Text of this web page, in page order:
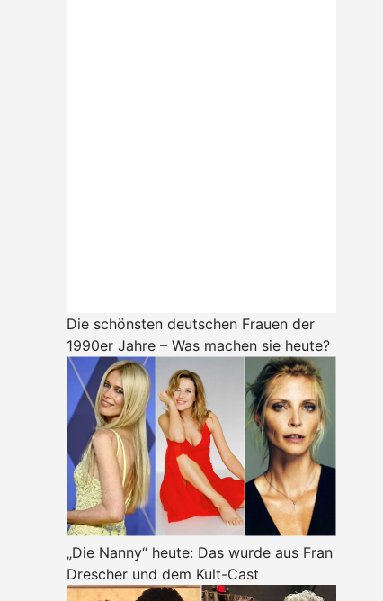
Die schönsten deutschen Frauen der
1990er Jahre – Was machen sie heute?
„Die Nanny“ heute: Das wurde aus Fran
Drescher und dem Kult-Cast